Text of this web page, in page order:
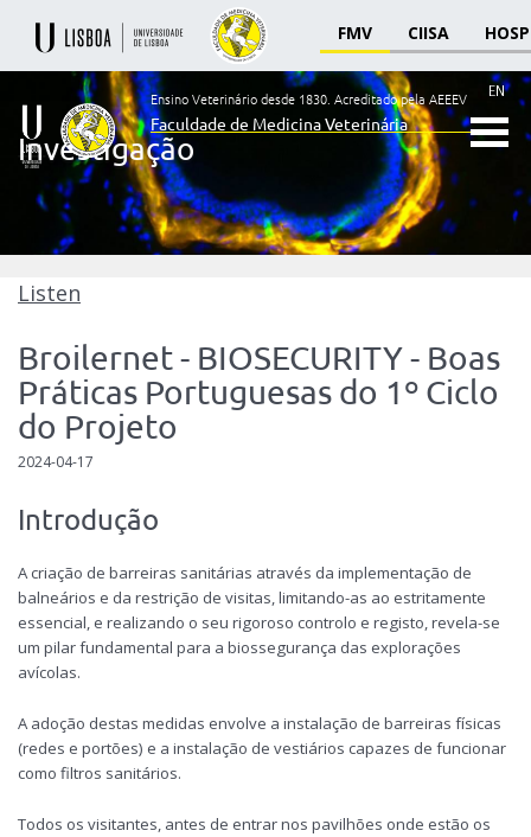
FMV CIISA
Veterinário
Faculdade
de
Veterinária
EN
Ensino Veterinário desde 1830. Acreditado pela AEEEV
Faculdade de Medicina Veterinária
Investigação
Listen
Broilernet - BIOSECURITY - Boas
Práticas Portuguesas do 1º Ciclo
do Projeto
2024-04-17
Introdução
A criação de barreiras sanitárias através da implementação de
balneários e da restrição de visitas, limitando-as ao estritamente
essencial, e realizando o seu rigoroso controlo e registo, revela-se
um pilar fundamental para a biossegurança das explorações
avícolas.
A adoção destas medidas envolve a instalação de barreiras físicas
(redes e portões) e a instalação de vestiários capazes de funcionar
como filtros sanitários.
Todos os visitantes, antes de entrar nos pavilhões onde estão os